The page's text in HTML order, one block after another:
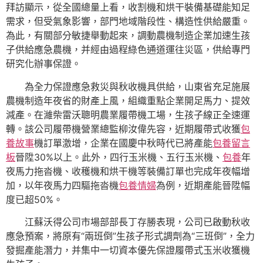
拜訪顯示，從全國總量上看，收割機和烘干裝備基礎能知足
需求，但受氣象影響，部門地域階段性、構造性供給嚴重。
為此，有關部分敏捷舉動起來，調動農機制造企業加速生孩
子供給應急農機，并經由過程綠色通道運往災區，供給專門
研究化辦事保證。
為全力保證應急救災與秋收機具供給，山東省充足施展
農機制造年夜省的財產上風，組織重點企業開足馬力、提效
減產。在濰柴雷沃聰明農業履帶機工場，生孩子線正全速運
轉。該公司履帶機營業總監柳汝偉先容，近期履帶式收獲包
養故事機訂單激增，企業在國慶中秋時代已將產能包養留言
板晉陞30%以上。此外，四行玉米機、五行玉米機、 包養年
夜馬力拖沓機、收穫機和烘干機等裝備訂單也完成年夜幅增
加，以年夜馬力四驅拖沓機包養情婦為例，近期產能晉陞幅
度已超50%。
江蘇沃得公司市場部部長丁存勝表現，公司已啟動秋收
應急預案，將原有“兩班倒”生孩子形式調劑為“三班倒”，全力
發掘產能潛力，并集中一切資本優先保證履帶式玉米收獲機